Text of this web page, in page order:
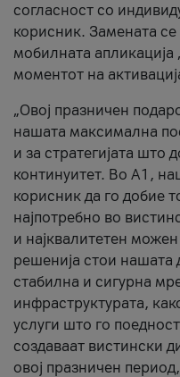
согласност со
корисник. Замената
мобилната
моментот на
„Овој празничен
нашата максимална
и за стратегијата што
континуитет. Во А1,
корисник да го добие
најпотребно во
и најквалитетен
решенија стои нашата
стабилна и сигурна
инфраструктурата,
услуги што го
создаваат вистински
овој празничен